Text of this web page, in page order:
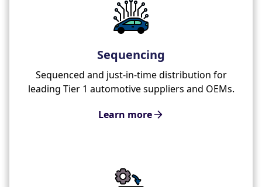
Sequencing
Sequenced and just-in-time distribution for
leading Tier 1 automotive suppliers and OEMs.
Learn more